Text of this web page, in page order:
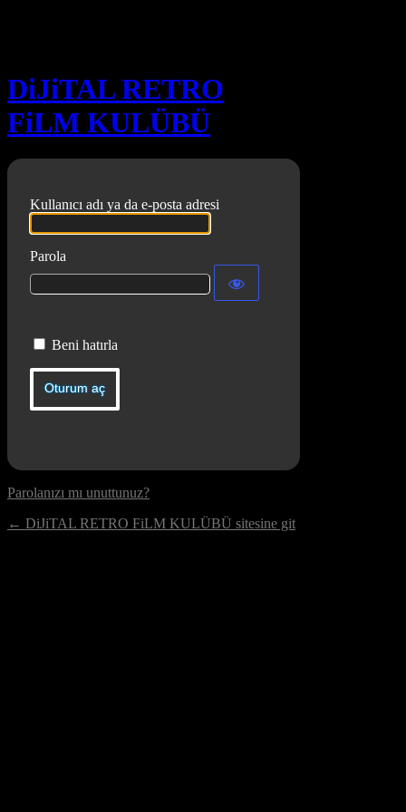
DiJiTAL RETRO
FiLM KULÜBÜ
Kullanıcı adı ya da e-posta adresi
Parola
Beni hatırla
Parolanızı mı unuttunuz?
← DiJiTAL RETRO FiLM KULÜBÜ sitesine git